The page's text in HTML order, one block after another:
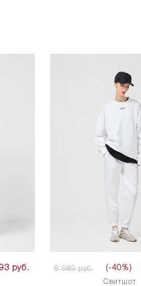
руб. 8 989 руб. (-40%)
Свитшот